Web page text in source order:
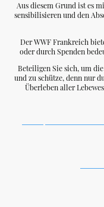
Aus diesem Grund ist es
sensibilisieren und den
Der WWF Frankreich
oder durch Spenden
Beteiligen Sie sich, um
und zu schütze, denn nur
Überleben aller